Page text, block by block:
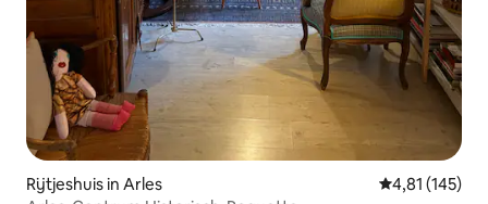
Rijtjeshuis in Arles Gemiddelde
4,81 (145)